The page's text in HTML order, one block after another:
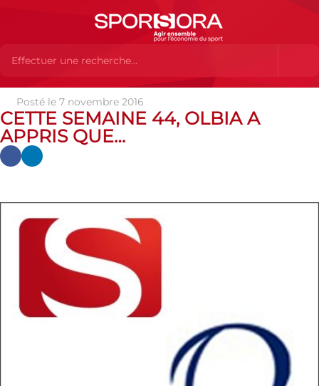
Actualités Actualités
semaine 44, Olbia a appris que…
Posté le 7 novembre 2016
CETTE SEMAINE 44, OLBIA A
APPRIS QUE…